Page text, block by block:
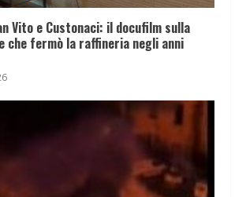
Vito e Custonaci: il docufilm sulla
che fermò la raffineria negli anni